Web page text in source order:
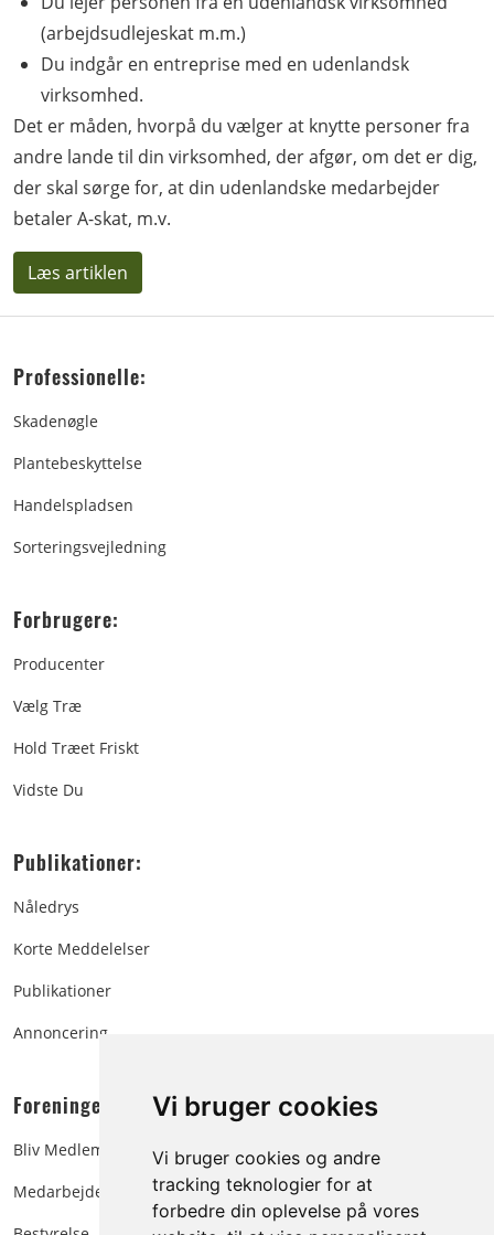
Vi bruger cookies
Vi bruger cookies og andre
tracking teknologier for at
forbedre din oplevelse på vores
(arbejdsudlejeskat m.m.)
Du indgår en entreprise med en udenlandsk
virksomhed.
Det er måden, hvorpå du vælger at knytte personer fra
andre lande til din virksomhed, der afgør, om det er dig,
der skal sørge for, at din udenlandske medarbejder
betaler A-skat, m.v.
Læs artiklen
Professionelle:
Skadenøgle
Plantebeskyttelse
Handelspladsen
Sorteringsvejledning
Forbrugere:
Producenter
Vælg Træ
Hold Træet Friskt
Vidste Du
Publikationer:
Nåledrys
Korte Meddelelser
Publikationer
Annoncering
Foreningen:
Bliv Medlem
Medarbejdere